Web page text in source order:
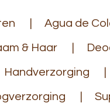
Agua de
& Haar
Handverzorging